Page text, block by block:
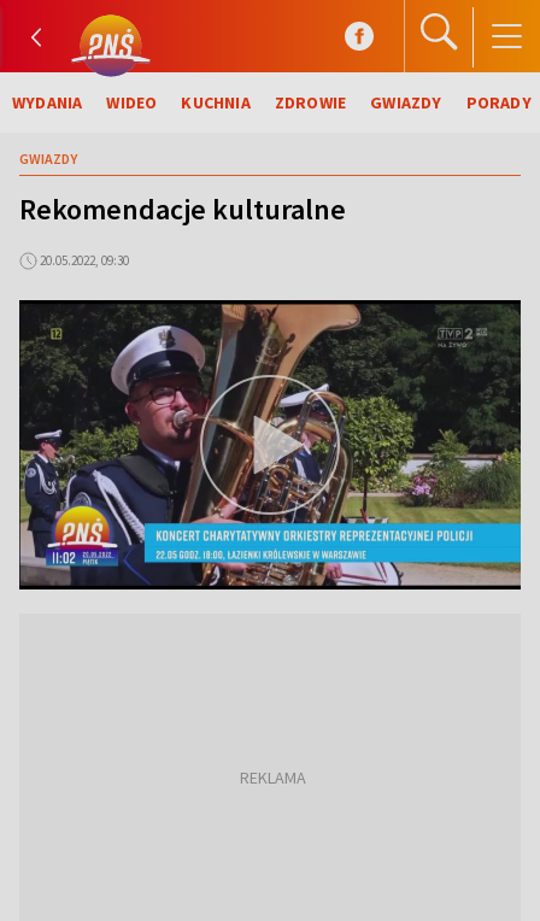
WYDANIA WIDEO KUCHNIA ZDROWIE GWIAZDY PORADY
GWIAZDY
Rekomendacje kulturalne
20.05.2022, 09:30